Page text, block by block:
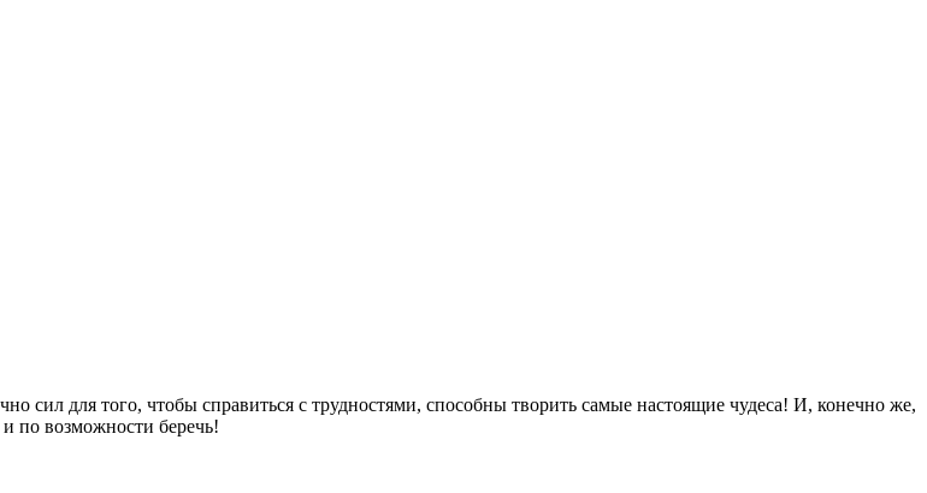
сил для того, чтобы справиться с трудностями, способны творить самые настоящие чудеса! И, конечно же,
по возможности беречь!